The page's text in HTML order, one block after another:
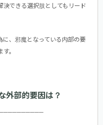
決できる選択肢としてもリード
に、邪魔となっている内部の要
。
外部的要因は？